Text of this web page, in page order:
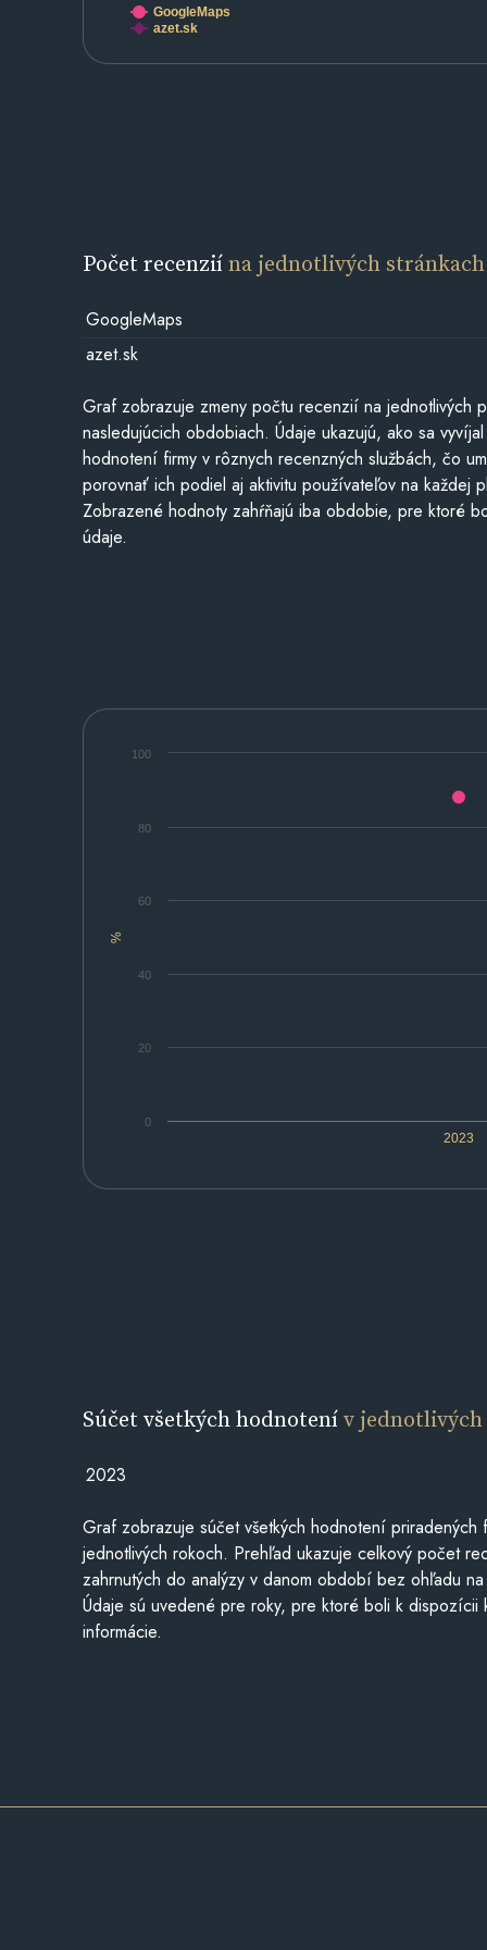
GoogleMaps
azet.sk
Počet recenziína jednotlivých stránkach
GoogleMaps
azet.sk
Graf zobrazuje zmeny počtu recenzií na jednotlivých
nasledujúcich obdobiach. Údaje ukazujú, ako sa
hodnotení firmy v rôznych recenzných službách, čo
porovnať ich podiel aj aktivitu používateľov na každej
Zobrazené hodnoty zahŕňajú iba obdobie, pre ktoré
údaje.
%
2023
0
20
40
60
80
100
Súčet všetkých hodnotenív
2023
Graf zobrazuje súčet všetkých hodnotení priradených
jednotlivých rokoch. Prehľad ukazuje celkový počet
zahrnutých do analýzy v danom období bez ohľadu
Údaje sú uvedené pre roky, pre ktoré boli k dispozícii
informácie.